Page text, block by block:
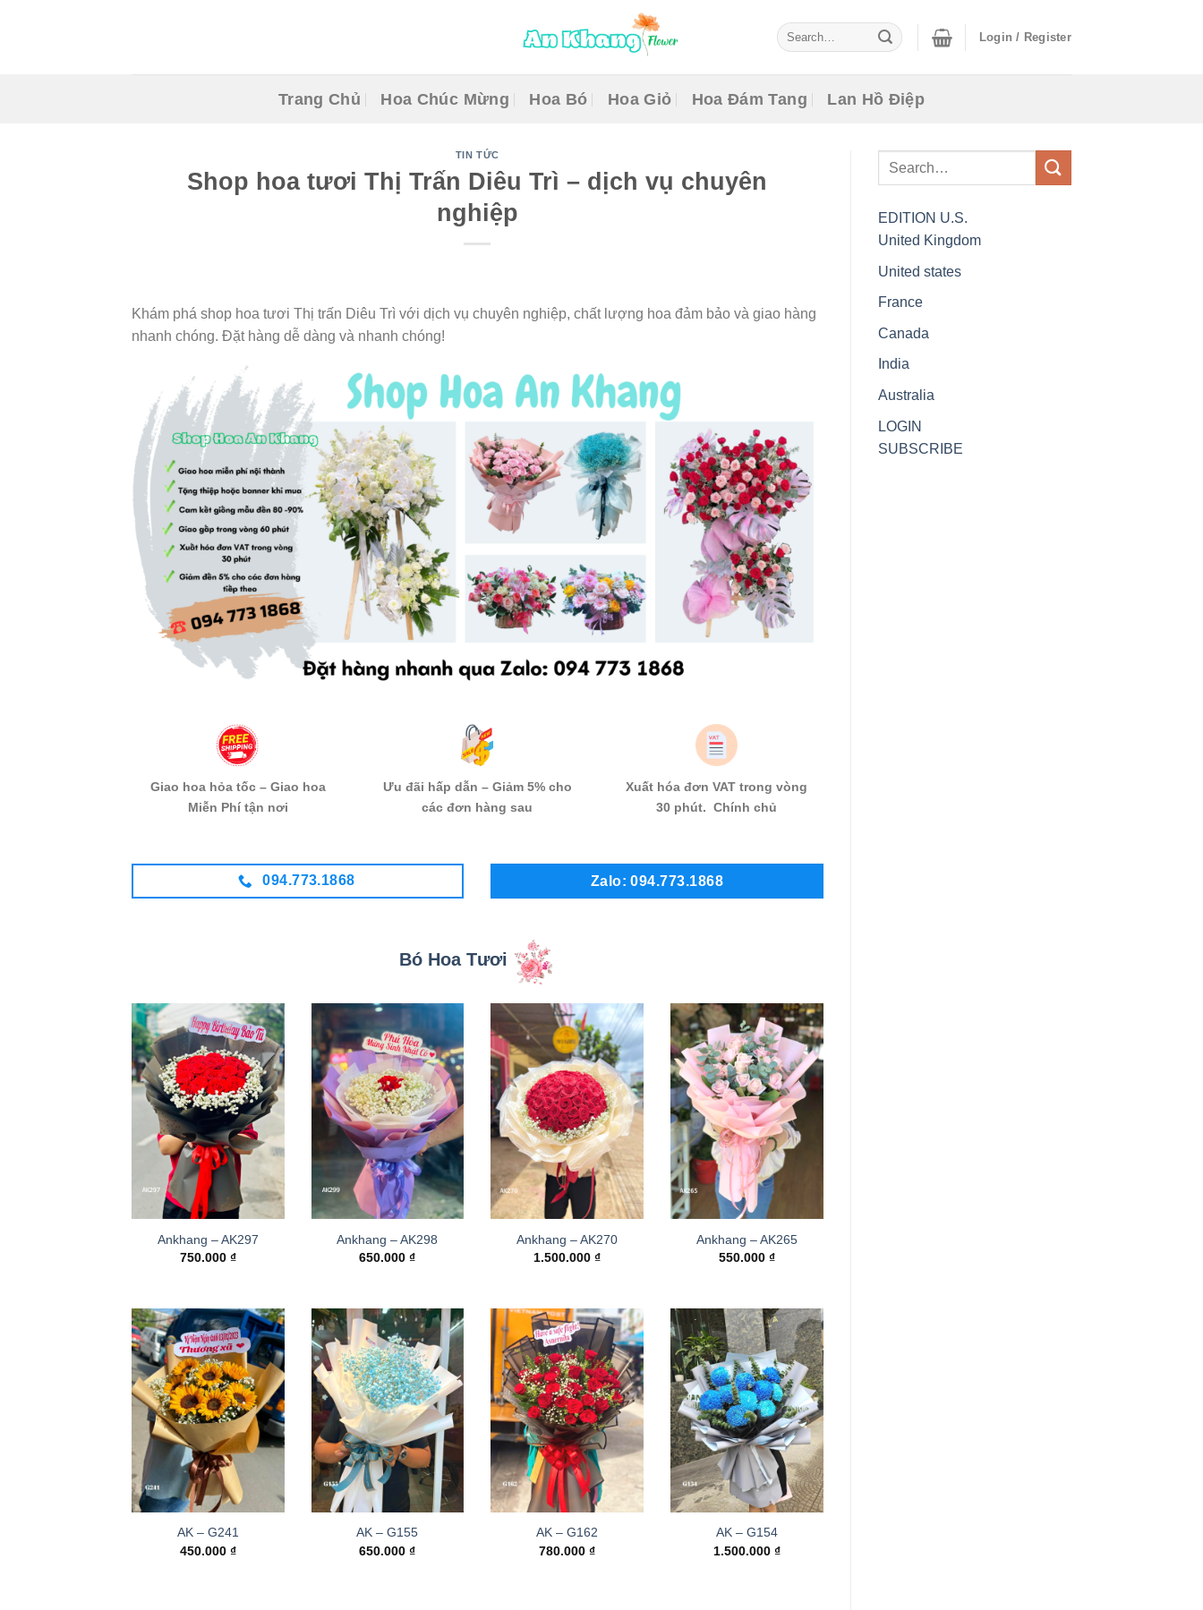
Search
for:
Login / Register
Trang Chủ Hoa Chúc Mừng Hoa Bó Hoa Giỏ Hoa Đám Tang Lan Hồ Điệp
TIN TỨC
Shop hoa tươi Thị Trấn Diêu Trì – dịch vụ chuyên
nghiệp
Khám phá shop hoa tươi Thị trấn Diêu Trì với dịch vụ chuyên nghiệp, chất lượng hoa đảm bảo và giao hàng
nhanh chóng. Đặt hàng dễ dàng và nhanh chóng!
Giao hoa hỏa tốc – Giao hoa
Miễn Phí tận nơi
Ưu đãi hấp dẫn – Giảm 5% cho
các đơn hàng sau
Xuất hóa đơn VAT trong vòng
30 phút. Chính chủ
094.773.1868 Zalo: 094.773.1868
Bó Hoa Tươi
Ankhang – AK297
750.000 ₫
Ankhang – AK298
650.000₫
Ankhang – AK270
1.500.000₫
Ankhang – AK265
550.000 ₫
AK – G241
450.000 ₫
AK – G155
650.000₫
AK – G162
780.000₫
AK – G154
1.500.000 ₫
EDITION U.S.
United Kingdom
United states
France
Canada
India
Australia
LOGIN
SUBSCRIBE